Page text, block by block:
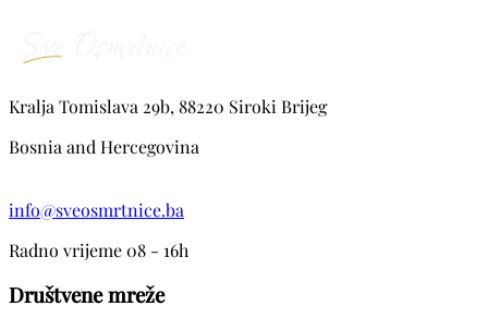
Kralja Tomislava 29b, 88220 Siroki Brijeg
Bosnia and Hercegovina
info@sveosmrtnice.ba
Radno vrijeme 08 - 16h
Društvene mreže